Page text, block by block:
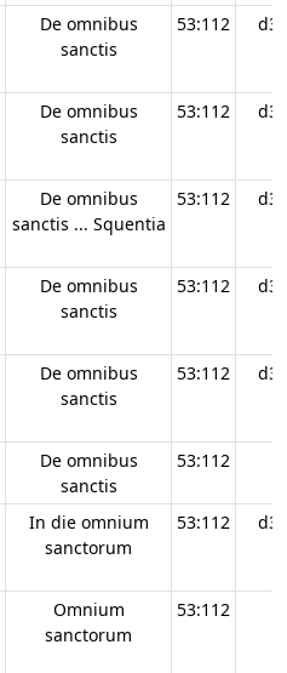
De omnibus
sanctis
53:112 d34
De omnibus
sanctis
53:112 d34
De omnibus
sanctis ... Squentia
53:112 d34
De omnibus
sanctis
53:112 d34
De omnibus
sanctis
53:112 d34
De omnibus
sanctis
53:112
In die omnium
sanctorum
53:112 d34
Omnium
sanctorum
53:112